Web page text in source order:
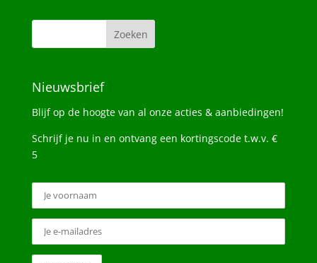
Nieuwsbrief
Blijf op de hoogte van al onze acties & aanbiedingen!
Schrijf je nu in en ontvang een kortingscode t.w.v. €
5